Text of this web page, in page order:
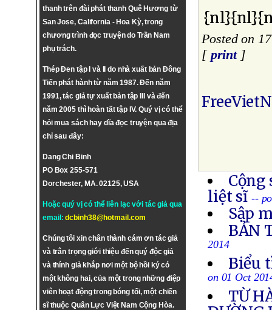
thanh trên đài phát thanh Quê Hương từ
San Jose, California - Hoa Kỳ, trong
chương trình đọc truyện do Trần Nam
phụ trách.
Thép Đen tập I và II do nhà xuất bản Đông
Tiến phát hành từ năm 1987. Đến năm
1991, tác giả tự xuất bản tập III và đến
năm 2005 thì hoàn tất tập IV. Quý vị có thể
hỏi mua sách hay dĩa đọc truyện qua địa
chỉ sau đây:
Dang Chi Binh
PO Box 255-571
Dorchester, MA. 02125, USA
Hoặc quý vị có thể liên lạc với tác giả qua
email:dcbinh38@hotmail.com
Chúng tôi xin chân thành cám ơn tác giả
và trân trọng giới thiệu đến quý độc giả
và thính giả khắp nơi một bộ hồi ký có
một không hai, của một trong những điệp
viên hoạt động trong bóng tối, một chiến
sĩ thuộc Quân Lực Việt Nam Cộng Hòa.
Posted on
[ print]
Cộng
liệt sĩ --
Sập
BẢN
2014
Biểu
on 01 Oct
TỪ